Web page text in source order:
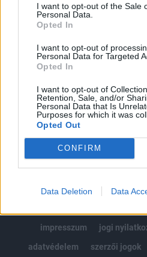
I want to opt-out of the Sale
Personal Data.
Opted In
I want to opt-out of
Personal Data for Targeted
Opted In
I want to opt-out of
Retention, Sale, and/or
Personal Data that Is
Purposes for which it was
Opted Out
CONFIRM
Data Deletion Data
Portfolio.hu teljes
Kötéslisták: BÉT elmúlt 2
MÁR ELŐFIZETŐNK VAGY?
impresszum
jogi
adatvédelem
szerzői jogok